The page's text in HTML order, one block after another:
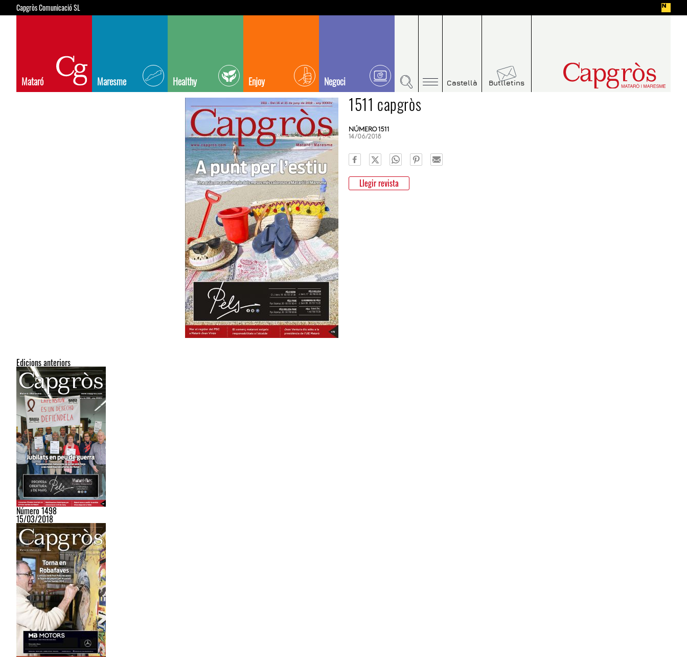
Capgròs Comunicació SL
Mataró Maresme Healthy Enjoy Negoci Castellà Butlletins
1511 capgròs
NÚMERO 1511
14/06/2018
Llegir revista
Edicions anteriors
Número 1498
15/03/2018